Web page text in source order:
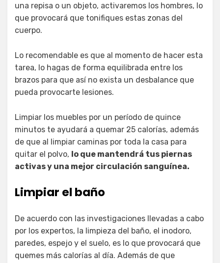
una repisa o un objeto, activaremos los hombres, lo
que provocará que tonifiques estas zonas del
cuerpo.
Lo recomendable es que al momento de hacer esta
tarea, lo hagas de forma equilibrada entre los
brazos para que así no exista un desbalance que
pueda provocarte lesiones.
Limpiar los muebles por un período de quince
minutos te ayudará a quemar 25 calorías, además
de que al limpiar caminas por toda la casa para
quitar el polvo, lo que mantendrá tus piernas
activas y una mejor circulación sanguínea.
Limpiar el baño
De acuerdo con las investigaciones llevadas a cabo
por los expertos, la limpieza del baño, el inodoro,
paredes, espejo y el suelo, es lo que provocará que
quemes más calorías al día. Además de que